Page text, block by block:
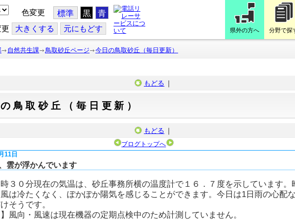
色変更 標準 黒 青
大きくする 元にもどす 県外の方へ 分野で探
自然共生課 鳥取砂丘ページ 今日の鳥取砂丘（毎日更新）
もどる ｜
鳥取砂丘（毎日更新）
もどる ｜
ブログトップへ
11日
雲が浮かんでいます
３０分現在の気温は、砂丘事務所横の温度計で１６．７度を示しています。
は冷たくなく、ぽかぽか陽気を感じることができます。今日は1日雨の心配
そうです。
】風向・風速は現在機器の定期点検中のため計測していません。